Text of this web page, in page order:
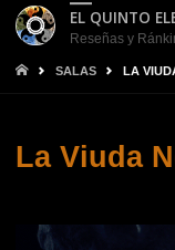
EL QUINTO
Reseñas y
INICIOSALAS LA
La Viuda